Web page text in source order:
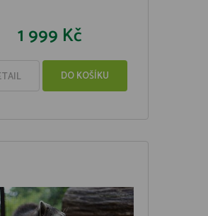
1 999 Kč
DO KOŠÍKU